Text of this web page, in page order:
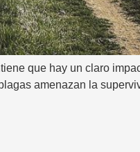
que hay un claro
amenazan la